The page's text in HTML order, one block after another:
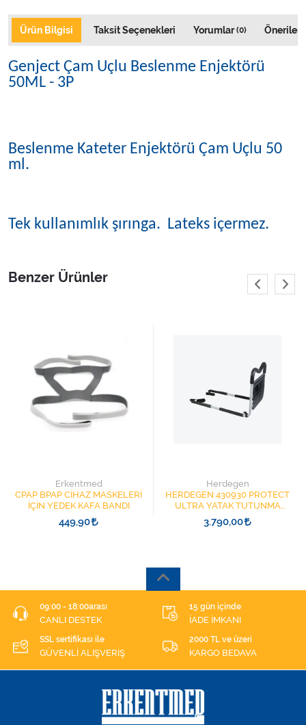
Ürün Bilgisi Taksit Seçenekleri Yorumlar(0)
Genject Çam Uçlu Beslenme Enjektörü
50ML - 3P
Beslenme Kateter Enjektörü Çam Uçlu 50
ml.
Tek kullanımlık şırınga. Lateks içermez.
Benzer Ürünler
Erkentmed
CPAP BPAP CİHAZ MASKELERİ
İÇİN YEDEK KAFA BANDI
449,90
Herdegen
HERDEGEN 430930 PROTECT
ULTRA YATAK TUTUNMA
BARI
3.790,00
09:00 - 18:00arası
CANLI DESTEK
15 gün içinde
İADE İMKANI
SSL sertifikası ile
GÜVENLİ ALIŞVERİŞ
2000 TL ve üzeri
KARGO BEDAVA